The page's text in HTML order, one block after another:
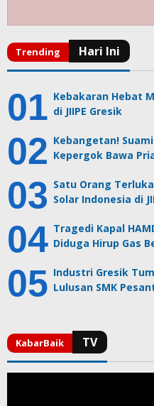
Kebakaran Hebat
di JIIPE Gresik
Kebangetan!
Kepergok Bawa
Satu Orang
Solar Indonesia di
Tragedi Kapal
Diduga Hirup Gas
Industri Gresik
Lulusan SMK